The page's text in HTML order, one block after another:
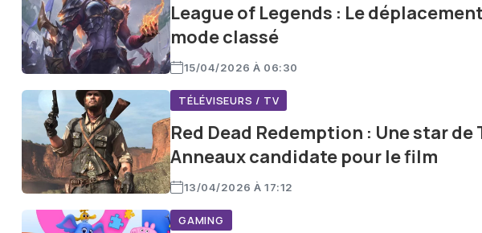
League of Legends : Le
mode classé
15/04/2026 À 06:30
TÉLÉVISEURS / TV
Red Dead Redemption : Une star
Anneaux candidate pour le film
13/04/2026 À 17:12
GAMING